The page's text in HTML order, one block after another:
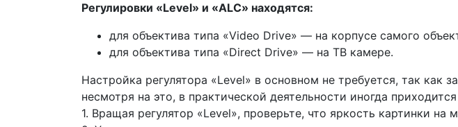
Регулировки «Level» и «ALC» находятся:
для объектива типа «Video Drive» — на корпу­се самого
для объектива типа «Direct Drive» — на ТВ ка­мере.
Настройка регулятора «Level» в основном не требуется, так как
несмотря на это, в практической деятельности иногда
1. Вращая регулятор «Level», проверьте, что яркость картинки на